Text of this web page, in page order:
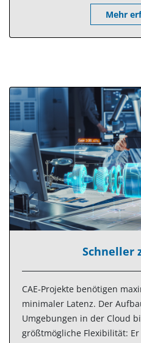
Mehr
Schneller
CAE-Projekte benötigen
minimaler Latenz. Der
Umgebungen in der Cloud
größtmögliche Flexibilität: